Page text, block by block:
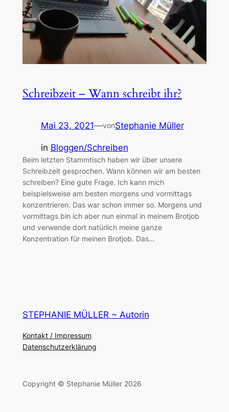
Schreibzeit – Wann schreibt ihr?
Mai 23, 2021—vonStephanie Müller
in Bloggen/Schreiben
Beim letzten Stammtisch haben wir über unsere
Schreibzeit gesprochen. Wann können wir am besten
schreiben? Eine gute Frage. Ich kann mich
beispielsweise am besten morgens und vormittags
konzentrieren. Das war schon immer so. Morgens und
vormittags bin ich aber nun einmal in meinem Brotjob
und verwende dort natürlich meine ganze
Konzentration für meinen Brotjob. Das…
STEPHANIE MÜLLER ~ Autorin
Kontakt / Impressum
Datenschutzerklärung
Copyright © Stephanie Müller 2026